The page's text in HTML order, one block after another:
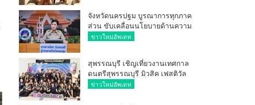
จังหวัดนครปฐม บูรณาการทุกภาค
ส่วน ขับเคลื่อนนโยบายด้านความ
มั่นคง ยกระดับการป้องกัน
ข่าวใหม่อัพเดท
สุพรรณบุรี เชิญเที่ยวงานเทศกาล
ดนตรีสุพรรณบุรี มิวสิค เฟสติวัล
มันส์ เหน่อมาก
ข่าวใหม่อัพเดท